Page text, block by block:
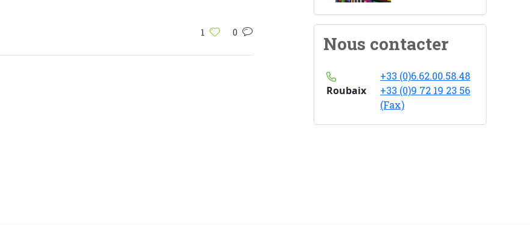
1 0
Nous contacter
Roubaix
+33 (0)6.62.00.58.48
+33 (0)9 72 19 23 56
(Fax)